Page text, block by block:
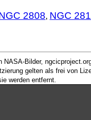
2808, NGC
NASA-Bilder,
gelten als frei von
werden entfernt.